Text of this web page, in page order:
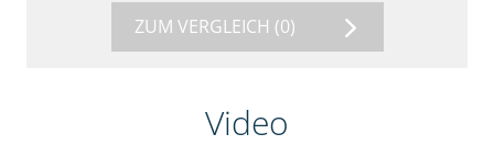
ZUM VERGLEICH (0)
Video